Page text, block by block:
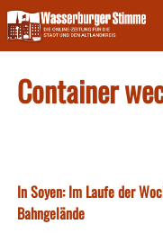
Skip
to
content
Container
In Soyen: Im Laufe der
Bahngelände